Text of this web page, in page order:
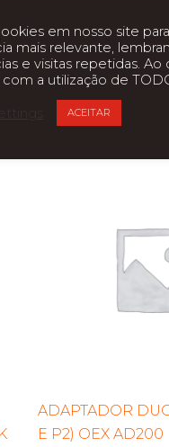
ADAPTADOR
E P2) OEX AD200
em nosso site
mais relevante,
e visitas repetidas. Ao
a utilização de
ACEITAR